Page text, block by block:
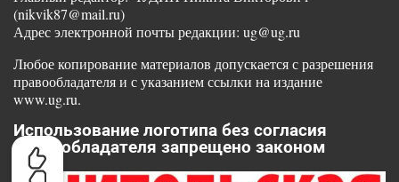
(nikvik87@mail.ru)
Адрес электронной почты редакции: ug@ug.ru
Любое копирование материалов допускается с разрешения
правообладателя и с указанием ссылки на издание
www.ug.ru.
Использование логотипа без согласия
правообладателя запрещено законом